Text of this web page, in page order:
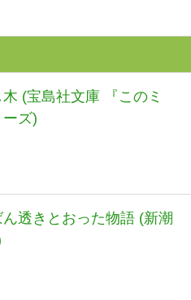
(宝島社文庫 『このミ
ーズ)
透きとおった物語 (新潮